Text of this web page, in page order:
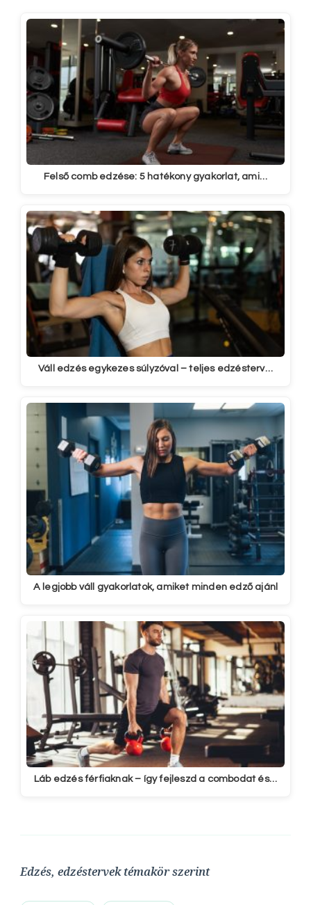
Felső comb edzése: 5 hatékony gyakorlat, ami…
Váll edzés egykezes súlyzóval – teljes edzésterv…
A legjobb váll gyakorlatok, amiket minden edző ajánl
Láb edzés férfiaknak – így fejleszd a combodat és…
Edzés, edzéstervek témakör szerint